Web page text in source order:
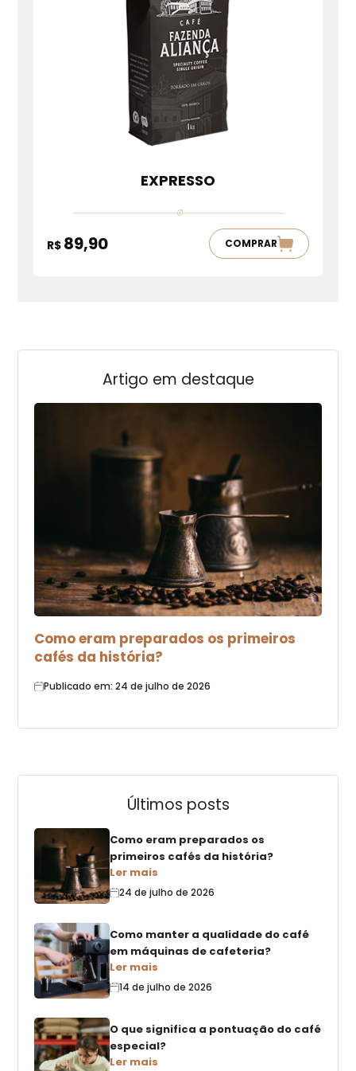
EXPRESSO
R$ 89,90 COMPRAR
Artigo em destaque
Como eram preparados os primeiros
cafés da história?
Publicado em: 24 de julho de 2026
Últimos posts
Como eram preparados os
primeiros cafés da história?
Ler mais
24 de julho de 2026
Como manter a qualidade do café
em máquinas de cafeteria?
Ler mais
14 de julho de 2026
O que significa a pontuação do café
especial?
Ler mais